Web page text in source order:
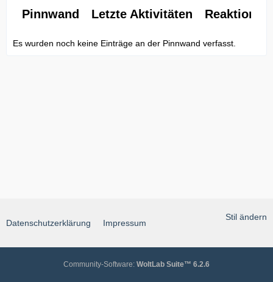
Pinnwand Letzte Aktivitäten Reaktionen
Es wurden noch keine Einträge an der Pinnwand verfasst.
Stil ändern
Datenschutzerklärung Impressum
Community-Software: WoltLab Suite™ 6.2.6